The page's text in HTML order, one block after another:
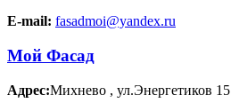
E-mail: fasadmoi@yandex.ru
Мой Фасад
Адрес:Михнево , ул.Энергетиков 15